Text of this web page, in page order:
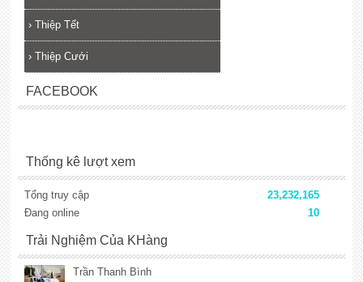
› Thiệp Tết
› Thiệp Cưới
FACEBOOK
Thống kê lượt xem
Tổng truy cập
23,232,165
Đang online
10
Trải Nghiệm Của KHàng
Trần Thanh Bình